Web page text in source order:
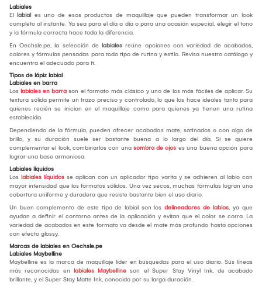
Labiales
El labial es uno de esos productos de maquillaje que pueden transformar un look
completo al instante. Ya sea para el día a día o para una ocasión especial, elegir el tono
y la fórmula correcta hace toda la diferencia.
En Oechsle.pe, la selección de labiales reúne opciones con variedad de acabados,
colores y fórmulas pensadas para todo tipo de rutina y estilo. Revisa nuestro catálogo y
encuentra el adecuado para ti.
Tipos de lápiz labial
Labiales en barra
Los labiales en barra son el formato más clásico y uno de los más fáciles de aplicar. Su
textura sólida permite un trazo preciso y controlado, lo que los hace ideales tanto para
quienes recién se inician en el maquillaje como para quienes ya tienen una rutina
establecida.
Dependiendo de la fórmula, pueden ofrecer acabados mate, satinados o con algo de
brillo, y su duración suele ser bastante buena a lo largo del día. Si se quiere
complementar el look, combinarlos con una sombra de ojos es una buena opción para
lograr una base armoniosa.
Labiales líquidos
Los labiales líquidos se aplican con un aplicador tipo varita y se adhieren al labio con
mayor intensidad que los formatos sólidos. Una vez secos, muchas fórmulas logran una
cobertura uniforme y duradera que resiste bastante bien el uso diario.
Un buen complemento de este tipo de labial son los delineadores de labios, ya que
ayudan a definir el contorno antes de la aplicación y evitan que el color se corra. La
variedad de acabados en este formato va desde el mate más profundo hasta opciones
con efecto glossy.
Marcas de labiales en Oechsle.pe
Labiales Maybelline
Maybelline es la marca de maquillaje líder en búsquedas para el uso diario. Sus líneas
más reconocidas en labiales Maybelline son el Super Stay Vinyl Ink, de acabado
brillante, y el Super Stay Matte Ink, conocido por su larga duración.